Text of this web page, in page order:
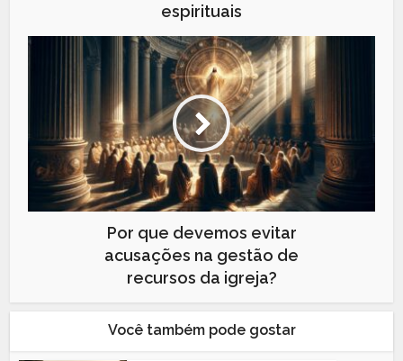
espirituais
Por que devemos evitar
acusações na gestão de
recursos da igreja?
Você também pode gostar